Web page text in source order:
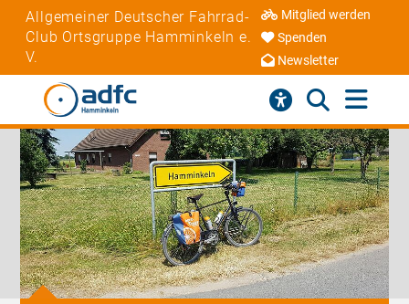
Allgemeiner Deutscher Fahrrad-
Club Ortsgruppe Hamminkeln e.
V.
Mitglied werden
Spenden
Newsletter